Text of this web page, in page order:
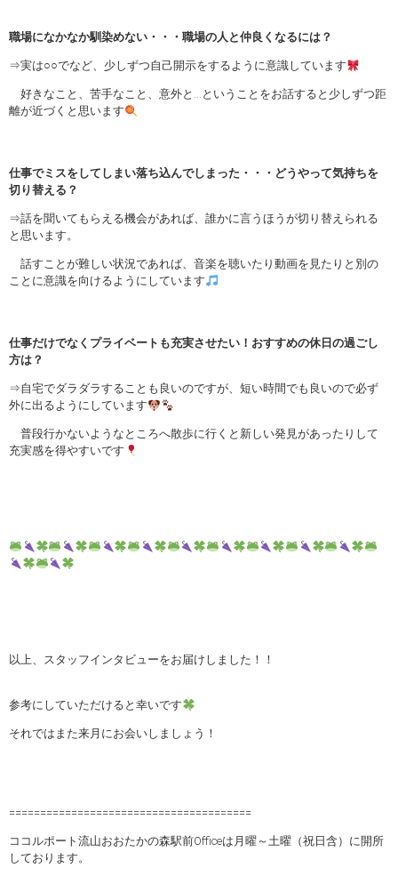
職場になかなか馴染めない・・・職場の人と仲良くなるには？
⇒実は○○でなど、少しずつ自己開示をするように意識しています
好きなこと、苦手なこと、意外と…ということをお話すると少しずつ距
離が近づくと思います
仕事でミスをしてしまい落ち込んでしまった・・・どうやって気持ちを
切り替える？
⇒話を聞いてもらえる機会があれば、誰かに言うほうが切り替えられる
と思います。
話すことが難しい状況であれば、音楽を聴いたり動画を見たりと別の
ことに意識を向けるようにしています
仕事だけでなくプライベートも充実させたい！おすすめの休日の過ごし
方は？
⇒自宅でダラダラすることも良いのですが、短い時間でも良いので必ず
外に出るようにしています
普段行かないようなところへ散歩に行くと新しい発見があったりして
充実感を得やすいです
以上、スタッフインタビューをお届けしました！！
参考にしていただけると幸いです
それではまた来月にお会いしましょう！
=======================================
ココルポート流山おおたかの森駅前Officeは月曜～土曜（祝日含）に開所
しております。